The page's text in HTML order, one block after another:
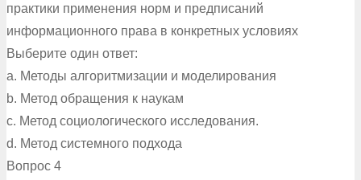
практики применения норм и предписаний
информационного права в конкретных условиях
Выберите один ответ:
a. Методы алгоритмизации и моделирования
b. Метод обращения к наукам
c. Метод социологического исследования.
d. Метод системного подхода
Вопрос 4